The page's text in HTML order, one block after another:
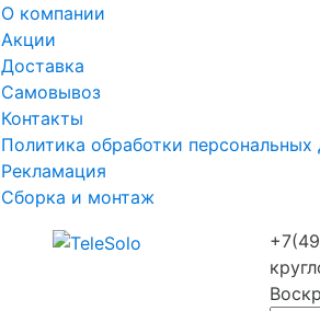
О компании
Акции
Доставка
Самовывоз
Контакты
Политика обработки персональных
Рекламация
Сборка и монтаж